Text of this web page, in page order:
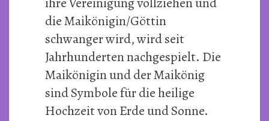
die Maikönigin/Göttin
schwanger wird, wird seit
Jahrhunderten nachgespielt. Die
Maikönigin und der Maikönig
sind Symbole für die heilige
Hochzeit von Erde und Sonne.